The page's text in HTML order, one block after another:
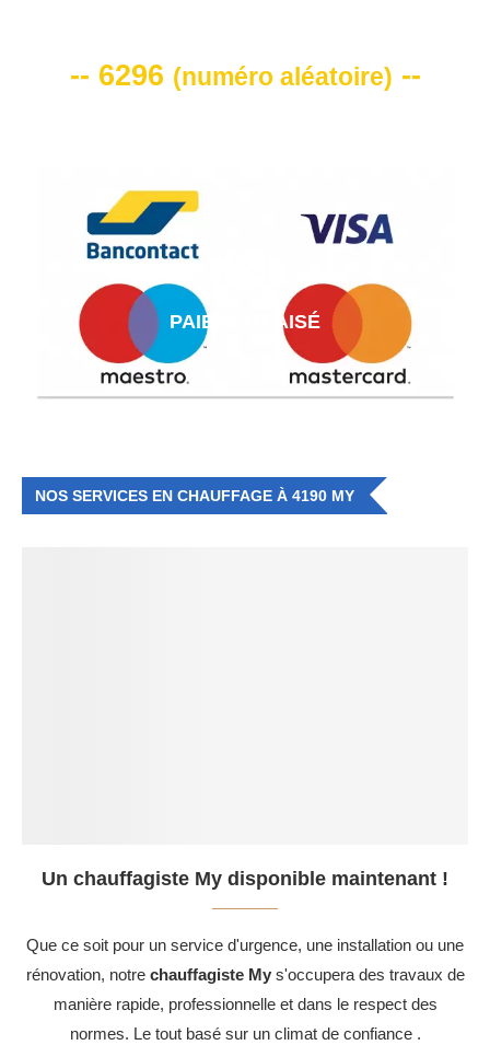
-- 6296 (numéro aléatoire) --
PAIEMENT AISÉ
NOS SERVICES EN CHAUFFAGE À 4190 MY
Un chauffagiste My disponible maintenant !
Que ce soit pour un service d'urgence, une installation ou une
rénovation, notre chauffagiste Mys'occupera des travaux de
manière rapide, professionnelle et dans le respect des
normes. Le tout basé sur un climat de confiance .